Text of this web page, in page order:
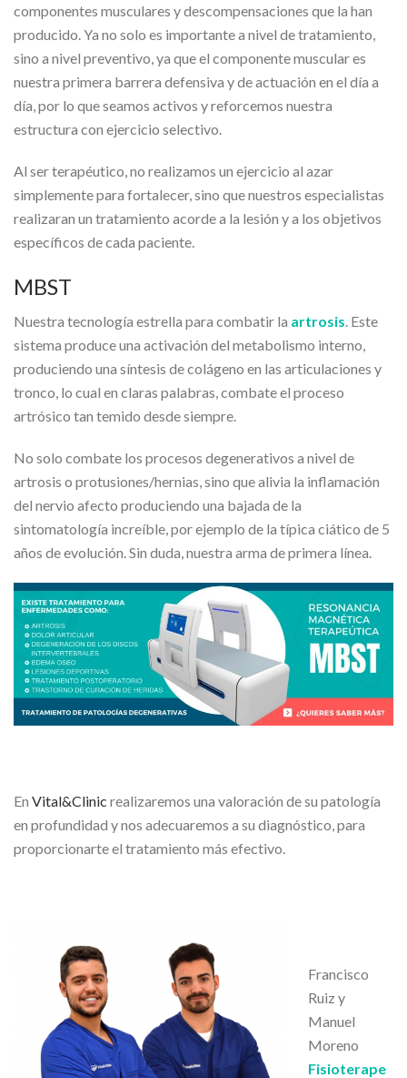
componentes musculares y descompensaciones que la han
producido. Ya no solo es importante a nivel de tratamiento,
sino a nivel preventivo, ya que el componente muscular es
nuestra primera barrera defensiva y de actuación en el día a
día, por lo que seamos activos y reforcemos nuestra
estructura con ejercicio selectivo.
Al ser terapéutico, no realizamos un ejercicio al azar
simplemente para fortalecer, sino que nuestros especialistas
realizaran un tratamiento acorde a la lesión y a los objetivos
específicos de cada paciente.
MBST
Nuestra tecnología estrella para combatir la artrosis. Este
sistema produce una activación del metabolismo interno,
produciendo una síntesis de colágeno en las articulaciones y
tronco, lo cual en claras palabras, combate el proceso
artrósico tan temido desde siempre.
No solo combate los procesos degenerativos a nivel de
artrosis o protusiones/hernias, sino que alivia la inflamación
del nervio afecto produciendo una bajada de la
sintomatología increíble, por ejemplo de la típica ciático de 5
años de evolución. Sin duda, nuestra arma de primera línea.
En Vital&Clinic realizaremos una valoración de su patología
en profundidad y nos adecuaremos a su diagnóstico, para
proporcionarte el tratamiento más efectivo.
Francisco
Ruiz y
Manuel
Moreno
Fisioterape